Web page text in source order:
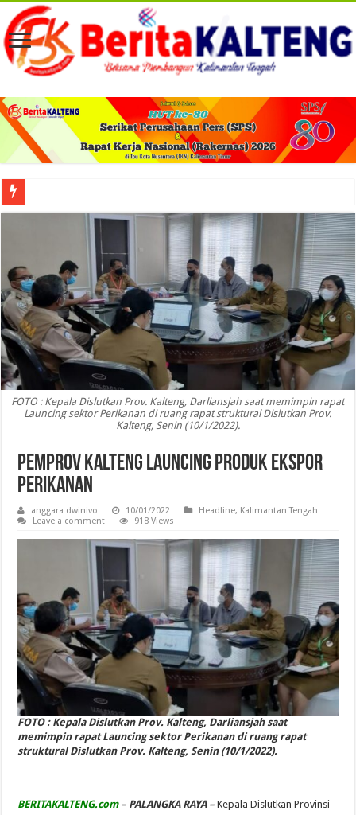
Viral! Selama Dua Bulan Lebih Siltap Serta Tunjangan Pemdes dan BPD di
FOTO : Kepala Dislutkan Prov. Kalteng, Darliansjah saat memimpin rapat
Launcing sektor Perikanan di ruang rapat struktural Dislutkan Prov.
Kalteng, Senin (10/1/2022).
Pemprov Kalteng Launcing Produk Ekspor
Perikanan
anggara dwinivo 10/01/2022 Headline, Kalimantan Tengah
Leave a comment
918 Views
FOTO : Kepala Dislutkan Prov. Kalteng, Darliansjah saat
memimpin rapat Launcing sektor Perikanan di ruang rapat
struktural Dislutkan Prov. Kalteng, Senin (10/1/2022).
BERITAKALTENG.com– PALANGKA RAYA – Kepala Dislutkan Provinsi